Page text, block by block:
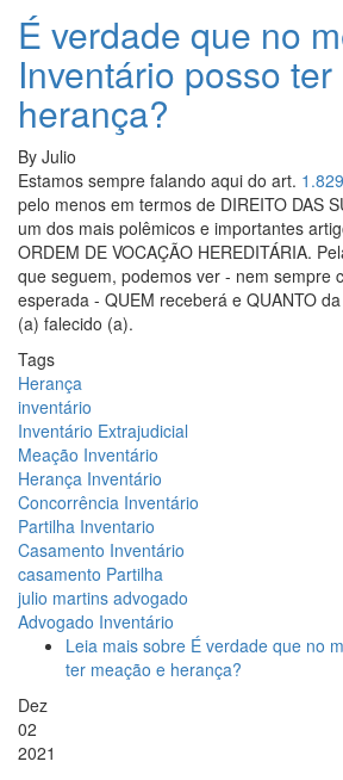
É verdade que no
Inventário posso
herança?
By Julio
Estamos sempre falando aqui do art. 1.829
pelo menos em termos de DIREITO DAS
um dos mais polêmicos e importantes
ORDEM DE VOCAÇÃO HEREDITÁRIA.
que seguem, podemos ver - nem sempre
esperada - QUEM receberá e QUANTO
(a) falecido (a).⁣
Tags
Herança
inventário
Inventário Extrajudicial
Meação Inventário
Herança Inventário
Concorrência Inventário
Partilha Inventario
Casamento Inventário
casamento Partilha
julio martins advogado
Advogado Inventário
Leia mais sobre É verdade que no
ter meação e herança?
Dez
02
2021